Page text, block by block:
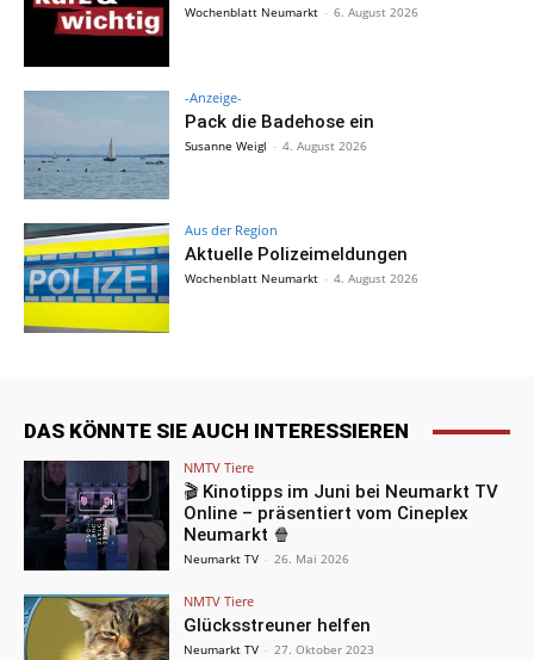
Wochenblatt Neumarkt - 6. August 2026
-Anzeige-
Pack die Badehose ein
Susanne Weigl - 4. August 2026
Aus der Region
Aktuelle Polizeimeldungen
Wochenblatt Neumarkt - 4. August 2026
DAS KÖNNTE SIE AUCH INTERESSIEREN
NMTV Tiere
🎬 Kinotipps im Juni bei Neumarkt TV
Online – präsentiert vom Cineplex
Neumarkt 🍿
Neumarkt TV - 26. Mai 2026
NMTV Tiere
Glücksstreuner helfen
Neumarkt TV - 27. Oktober 2023